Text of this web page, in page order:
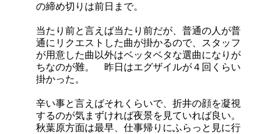
の締め切りは前日まで。
当たり前と言えば当たり前だが、普通の人が普
通にリクエストした曲が掛かるので、スタッフ
が用意した曲以外はベッタベタな選曲になりが
ちなのが難。 昨日はエグザイルが４回くらい
掛かった。
辛い事と言えばそれくらいで、折井の顔を凝視
するのが気まずければ夜景を見ていれば良い。
秋葉原方面は最早、仕事帰りにふらっと見に行